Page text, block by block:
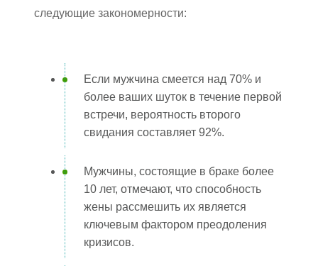
следующие закономерности:
Если мужчина смеется над 70% и
более ваших шуток в течение первой
встречи, вероятность второго
свидания составляет 92%.
Мужчины, состоящие в браке более
10 лет, отмечают, что способность
жены рассмешить их является
ключевым фактором преодоления
кризисов.